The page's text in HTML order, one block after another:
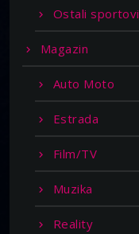
Ostali sportovi
Magazin
Auto Moto
Estrada
Film/TV
Muzika
Reality